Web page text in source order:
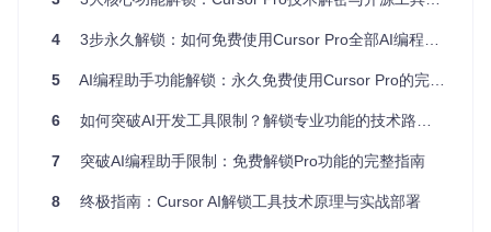
账户健康度监控
大幅降低检测风险。
机器标识动态伪装技术
ne"时，[restore_machine_id.py]模块通过以下步骤重置硬件
4 3步永久解锁：如何免费使用Cursor Pro全部AI编程功能
5 AI编程助手功能解锁：永久免费使用Cursor Pro的完整指南
6 如何突破AI开发工具限制？解锁专业功能的技术路径解析
7 突破AI编程助手限制：免费解锁Pro功能的完整指南
8 终极指南：Cursor AI解锁工具技术原理与实战部署